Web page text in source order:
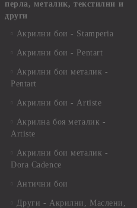
перла, металик, текстилни и
други
Акрилни бои - Stamperia
Акрилни бои - Pentart
Акрилни бои металик -
Pentart
Акрилни бои - Artiste
Акрилна боя металик -
Artiste
Акрилни бои металик -
Dora Cadence
Антични бои
Други - Акрилни, Маслени,